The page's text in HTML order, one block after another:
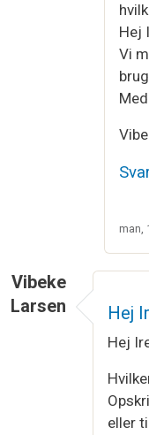
Hej
Vi
man,
Vibeke
Larsen
Hej
Hej
eller